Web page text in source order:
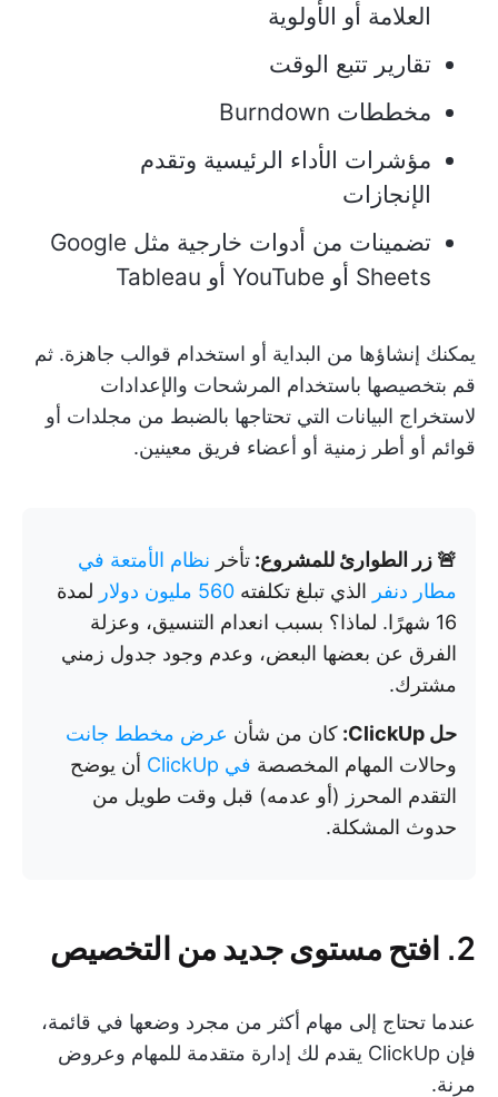
العلامة أو الأولوية
تقارير تتبع الوقت
مخططات Burndown
مؤشرات الأداء الرئيسية وتقدم
الإنجازات
تضمينات من أدوات خارجية مثل Google
Sheets أو YouTube أو Tableau
يمكنك إنشاؤها من البداية أو استخدام قوالب جاهزة. ثم
قم بتخصيصها باستخدام المرشحات والإعدادات
لاستخراج البيانات التي تحتاجها بالضبط من مجلدات أو
قوائم أو أطر زمنية أو أعضاء فريق معينين.
🚨 زر الطوارئ للمشروع: تأخر نظام الأمتعة في
مطار دنفر الذي تبلغ تكلفته 560 مليون دولار
لمدة
16 شهرًا. لماذا؟ بسبب انعدام التنسيق، وعزلة
الفرق عن بعضها البعض، وعدم وجود جدول زمني
مشترك.
حل ClickUp: كان من شأن عرض مخطط جانت
وحالات المهام المخصصة في ClickUp
أن يوضح
التقدم المحرز (أو عدمه) قبل وقت طويل من
حدوث المشكلة.
2. افتح مستوى جديد من التخصيص
عندما تحتاج إلى مهام أكثر من مجرد وضعها في قائمة،
فإن ClickUp يقدم لك إدارة متقدمة للمهام وعروض
مرنة.